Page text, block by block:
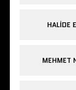
HALIDE
MEHMET